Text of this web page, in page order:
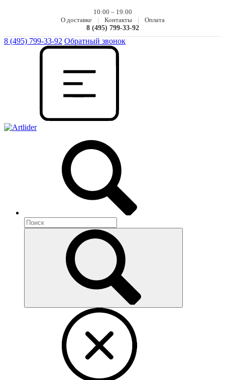
10:00 – 19:00
О доставке
| Контакты |
Оплата
8 (495) 799-33-92
8 (495) 799-33-92 Обратный звонок